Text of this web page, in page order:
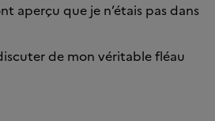
aperçu que je n’étais pas dans
de mon véritable fléau